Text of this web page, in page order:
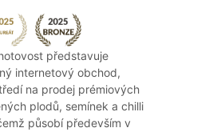
představuje
internetový obchod,
na prodej prémiových
plodů, semínek a chilli
působí především v